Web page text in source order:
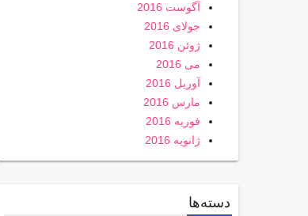
آگوست 2016
جولای 2016
ژوئن 2016
می 2016
آوریل 2016
مارس 2016
فوریه 2016
ژانویه 2016
دسته‌ها